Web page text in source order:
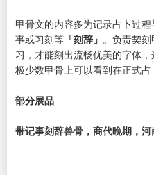
甲骨文的内容多为记录占卜过程
事或习刻等 「刻辞」 。负责契
习，才能刻出流畅优美的字体，
极少数甲骨上可以看到在正式占
部分展品
带记事刻辞兽骨，商代晚期，